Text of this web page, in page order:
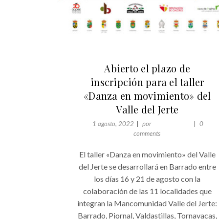
Abierto el plazo de
inscripción para el taller
«Danza en movimiento» del
Valle del Jerte
1 agosto, 2022 por
0
comments
El taller «Danza en movimiento» del Valle
del Jerte se desarrollará en Barrado entre
los días 16 y 21 de agosto con la
colaboración de las 11 localidades que
integran la Mancomunidad Valle del Jerte:
Barrado, Piornal, Valdastillas, Tornavacas,